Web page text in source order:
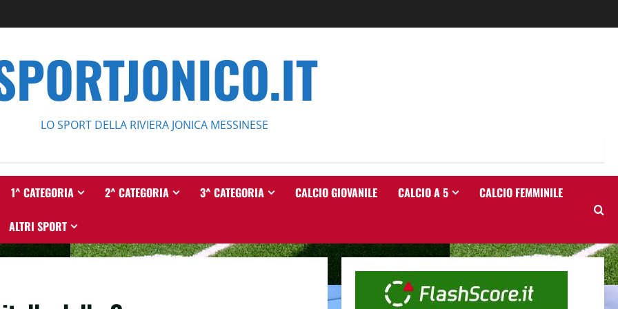
LO SPORT DELLA RIVIERA JONICA MESSINESE
1^ CATEGORIA 2^ CATEGORIA 3^ CATEGORIA CALCIO GIOVANILE CALCIO A 5 CALCIO FEMMINILE
ALTRI SPORT